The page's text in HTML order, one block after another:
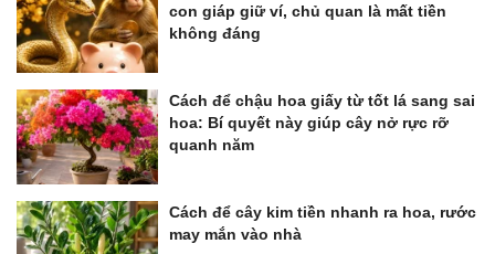
con giáp giữ ví, chủ quan là mất tiền
không đáng
Cách để chậu hoa giấy từ tốt lá sang sai
hoa: Bí quyết này giúp cây nở rực rỡ
quanh năm
Cách để cây kim tiền nhanh ra hoa, rước
may mắn vào nhà